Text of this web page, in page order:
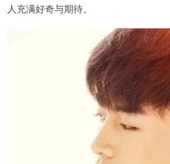
人充满好奇与期待。